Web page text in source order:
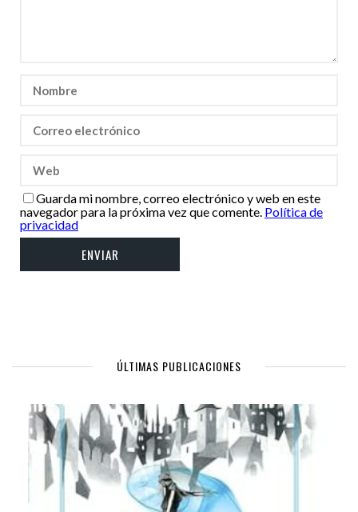
Guarda mi nombre, correo electrónico y web en este
navegador para la próxima vez que comente. Política de
privacidad
ÚLTIMAS PUBLICACIONES